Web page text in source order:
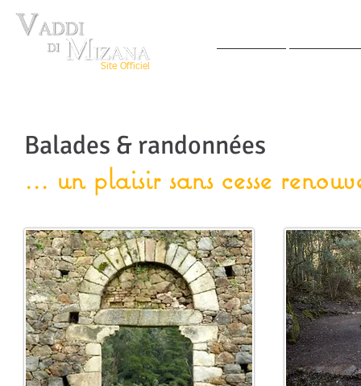
Site Officiel
Balades & randonnées
... un plaisir sans cesse